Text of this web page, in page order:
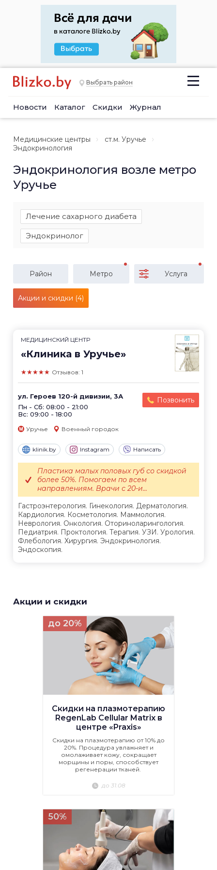
Выбрать район
Новости Каталог Скидки Журнал
Медицинские центры
ст.м. Уручье
Эндокринология
Эндокринология возле метро
Уручье
Лечение сахарного диабета
Эндокринолог
Район Метро Услуга
Акции и скидки (4)
МЕДИЦИНСКИЙ ЦЕНТР
«Клиника в Уручье»
★★★★★ Отзывов: 1
ул. Героев 120-й дивизии, 3А
Пн - Сб: 08:00 - 21:00
Вс: 09:00 - 18:00
Позвонить
Уручье Военный городок
klinik.by Instagram Написать
Гастроэнтерология. Гинекология. Дерматология.
Кардиология. Косметология. Маммология.
Неврология. Онкология. Оториноларингология.
Педиатрия. Проктология. Терапия. УЗИ. Урология.
Флебология. Хирургия. Эндокринология.
Эндоскопия.
Пластика малых половых губ со скидкой
более 50%. Помогаем по всем
направлениям. Врачи с 20-и...
Акции и скидки
до 20%
Скидки на плазмотерапию
RegenLab Cellular Matrix в
центре «Praxis»
Скидки на плазмотерапию от 10% до
20%. Процедура увлажняет и
омолаживает кожу, сокращает
морщины и поры, способствует
регенерации тканей.
до 31.08
50%